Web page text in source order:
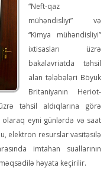
“Neft-qaz
mühəndisliyi” və
“Kimya mühəndisliyi”
ixtisasları üzrə
bakalavriatda təhsil
alan tələbələri Böyük
Britaniyanın Heriot-
təhsil aldıqlarına görə
eyni günlərdə və saat
elektron resurslar vasitəsilə
imtahan suallarının
məqsədilə həyata keçirilir.